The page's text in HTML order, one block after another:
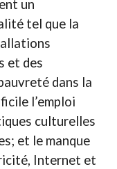
un
tel que la
et des
dans la
l’emploi
culturelles
et le manque
Internet et